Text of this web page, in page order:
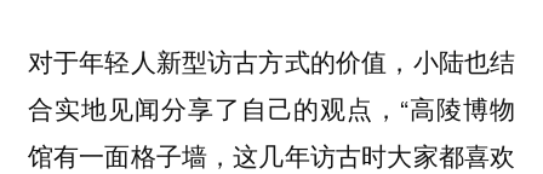
对于年轻人新型访古方式的价值，小陆也结
合实地见闻分享了自己的观点，“高陵博物
馆有一面格子墙，这几年访古时大家都喜欢